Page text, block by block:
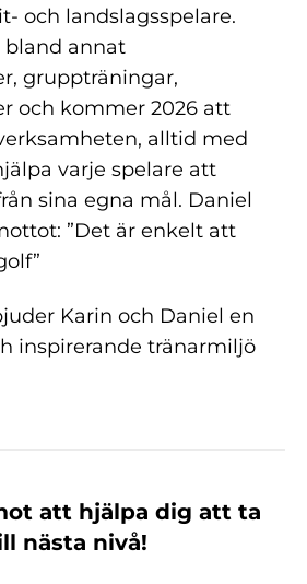
och landslagsspelare.
bland annat
gruppträningar,
och kommer 2026 att
alltid med
varje spelare att
sina egna mål. Daniel
”Det är enkelt att
Karin och Daniel en
inspirerande tränarmiljö
att hjälpa dig att ta
nästa nivå!